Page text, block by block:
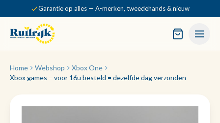
Garantie op alles — A-merken, tweedehands & nieuw
Home Webshop
Xbox One
Xbox games – voor 16u besteld = dezelfde dag verzonden